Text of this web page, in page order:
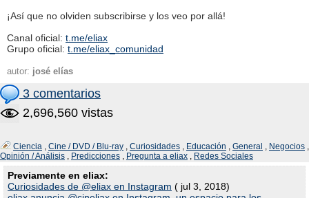
¡Así que no olviden subscribirse y los veo por allá!
Canal oficial: t.me/eliax
Grupo oficial: t.me/eliax_comunidad
autor: josé elías
3 comentarios
2,696,560 vistas
Ciencia , Cine / DVD / Blu-ray , Curiosidades , Educación , General , Negocios ,
Opinión / Análisis , Predicciones , Pregunta a eliax , Redes Sociales
Previamente en eliax:
Curiosidades de @eliax en Instagram ( jul 3, 2018)